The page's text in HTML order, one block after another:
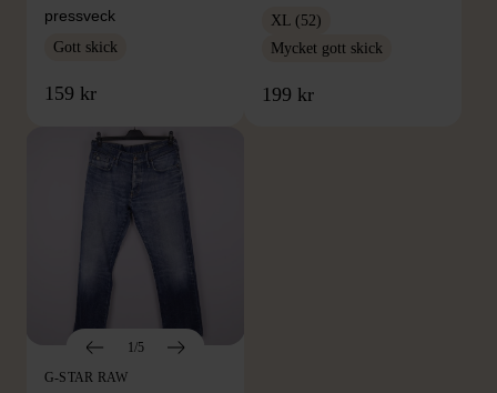
pressveck
Gott skick
159 kr
XL (52)
Mycket gott skick
199 kr
1/5
G-STAR RAW